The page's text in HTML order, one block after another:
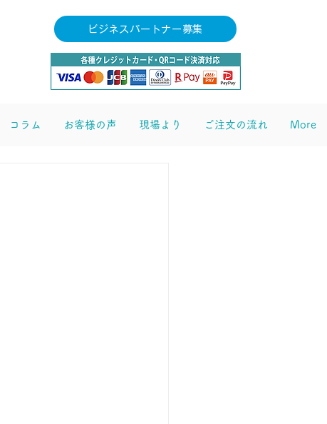
ビジネスパートナー募集
コラム お客様の声 現場より ご注文の流れ More